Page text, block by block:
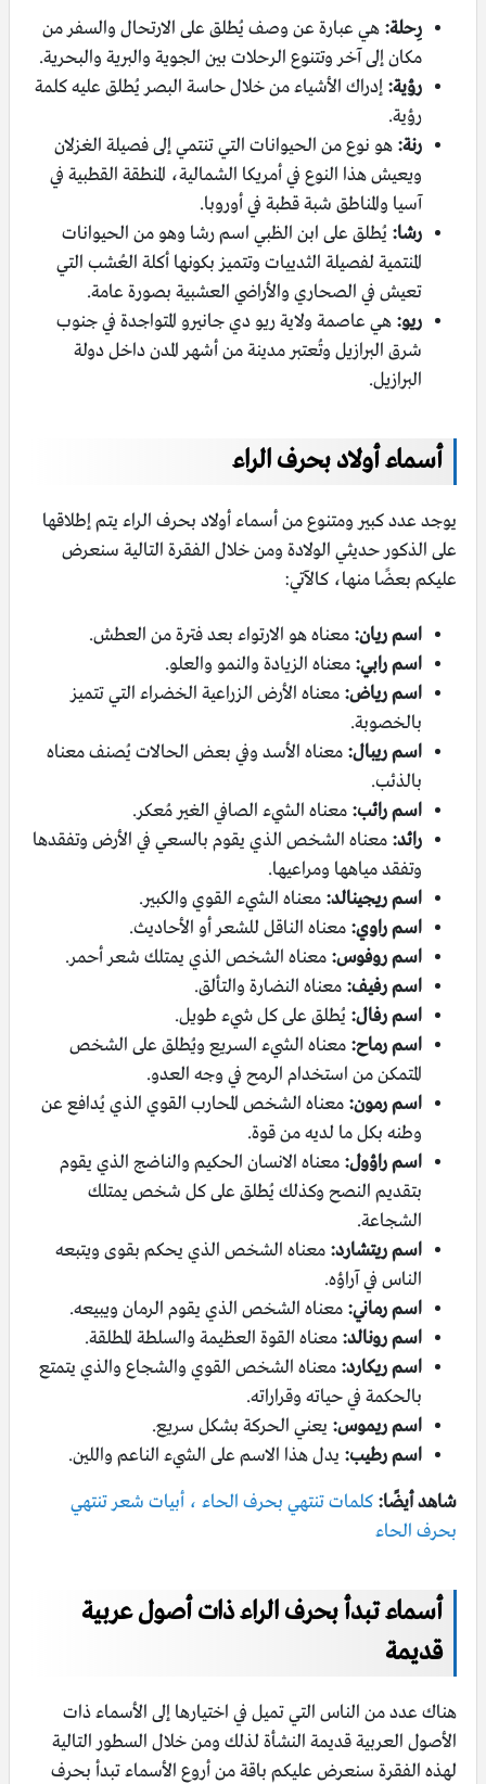
رِحلة: هي عبارة عن وصف يُطلق على الارتحال والسفر من
مكان إلى آخر وتتنوع الرحلات بين الجوية والبرية والبحرية.
رؤية: إدراك الأشياء من خلال حاسة البصر يُطلق عليه كلمة
رؤية.
رنة: هو نوع من الحيوانات التي تنتمي إلى فصيلة الغزلان
ويعيش هذا النوع في أمريكا الشمالية، المنطقة القطبية في
آسيا والمناطق شبة قطبة في أوروبا.
رشا: يُطلق على ابن الظبي اسم رشا وهو من الحيوانات
المنتمية لفصيلة الثدييات وتتميز بكونها أكلة العُشب التي
تعيش في الصحاري والأراضي العشبية بصورة عامة.
ريو: هي عاصمة ولاية ريو دي جانيرو المتواجدة في جنوب
شرق البرازيل وتُعتبر مدينة من أشهر المدن داخل دولة
البرازيل.
أسماء أولاد بحرف الراء
يوجد عدد كبير ومتنوع من أسماء أولاد بحرف الراء يتم إطلاقها
على الذكور حديثي الولادة ومن خلال الفقرة التالية سنعرض
عليكم بعضًا منها، كالآتي:
اسم ريان: معناه هو الارتواء بعد فترة من العطش.
اسم رابي: معناه الزيادة والنمو والعلو.
اسم رياض: معناه الأرض الزراعية الخضراء التي تتميز
بالخصوبة.
اسم ريبال: معناه الأسد وفي بعض الحالات يُصنف معناه
بالذئب.
اسم رائب: معناه الشيء الصافي الغير مُعكر.
رائد: معناه الشخص الذي يقوم بالسعي في الأرض وتفقدها
وتفقد مياهها ومراعيها.
اسم ريجينالد: معناه الشيء القوي والكبير.
اسم راوي: معناه الناقل للشعر أو الأحاديث.
اسم روفوس: معناه الشخص الذي يمتلك شعر أحمر.
اسم رفيف: معناه النضارة والتألق.
اسم رفال: يُطلق على كل شيء طويل.
اسم رماح: معناه الشيء السريع ويُطلق على الشخص
المتمكن من استخدام الرمح في وجه العدو.
اسم رمون: معناه الشخص المحارب القوي الذي يُدافع عن
وطنه بكل ما لديه من قوة.
اسم راؤول: معناه الانسان الحكيم والناضج الذي يقوم
بتقديم النصح وكذلك يُطلق على كل شخص يمتلك
الشجاعة.
اسم ريتشارد: معناه الشخص الذي يحكم بقوى ويتبعه
الناس في آراؤه.
اسم رماني: معناه الشخص الذي يقوم الرمان ويبيعه.
اسم رونالد: معناه القوة العظيمة والسلطة المطلقة.
اسم ريكارد: معناه الشخص القوي والشجاع والذي يتمتع
بالحكمة في حياته وقراراته.
اسم ريموس: يعني الحركة بشكل سريع.
اسم رطيب: يدل هذا الاسم على الشيء الناعم واللين.
شاهد أيضًا: كلمات تنتهي بحرف الحاء ، أبيات شعر تنتهي
بحرف الحاء
أسماء تبدأ بحرف الراء ذات أصول عربية
قديمة
هناك عدد من الناس التي تميل في اختيارها إلى الأسماء ذات
الأصول العربية قديمة النشأة لذلك ومن خلال السطور التالية
لهذه الفقرة سنعرض عليكم باقة من أروع الأسماء تبدأ بحرف